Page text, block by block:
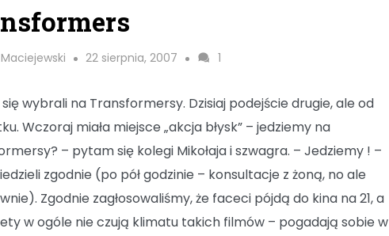
22 sierpnia, 2007 1
wybrali na Transformersy. Dzisiaj podejście drugie, ale od
Wczoraj miała miejsce „akcja błysk” – jedziemy na
– pytam się kolegi Mikołaja i szwagra. – Jedziemy ! –
zgodnie (po pół godzinie – konsultacje z żoną, no ale
Zgodnie zagłosowaliśmy, że faceci pójdą do kina na 21, a
w ogóle nie czują klimatu takich filmów – pogadają sobie w